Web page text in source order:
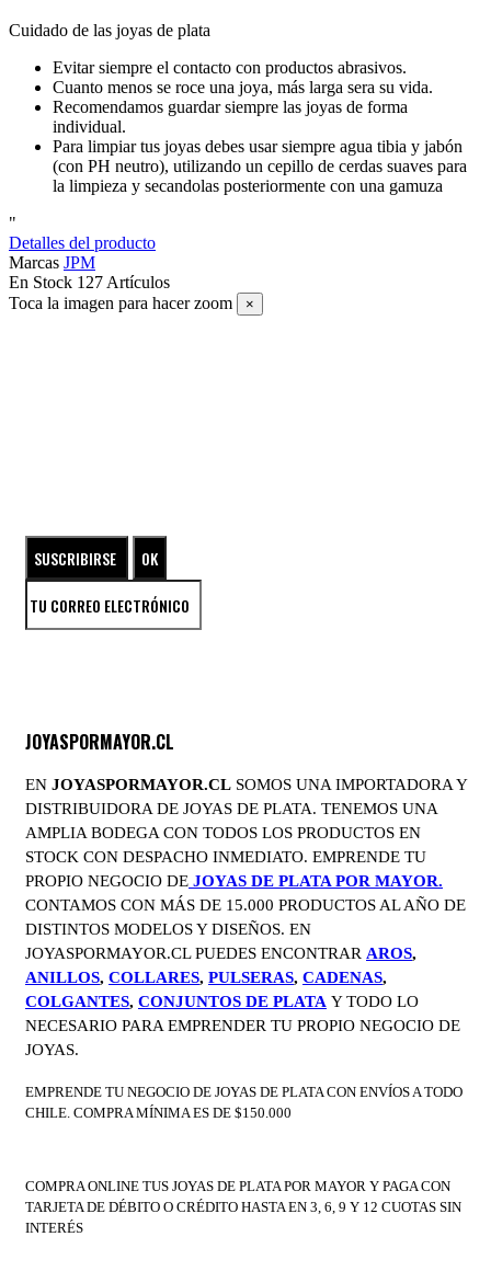
Cuidado de las joyas de plata
Evitar siempre el contacto con productos abrasivos.
Cuanto menos se roce una joya, más larga sera su vida.
Recomendamos guardar siempre las joyas de forma
individual.
Para limpiar tus joyas debes usar siempre agua tibia y jabón
(con PH neutro), utilizando un cepillo de cerdas suaves para
la limpieza y secandolas posteriormente con una gamuza
"
Detalles del producto
Marcas JPM
En Stock 127 Artículos
Toca la imagen para hacer zoom
×
JOYASPORMAYOR.CL
EN JOYASPORMAYOR.CL SOMOS UNA IMPORTADORA Y
DISTRIBUIDORA DE JOYAS DE PLATA. TENEMOS UNA
AMPLIA BODEGA CON TODOS LOS PRODUCTOS EN
STOCK CON DESPACHO INMEDIATO. EMPRENDE TU
PROPIO NEGOCIO DE JOYAS DE PLATA POR MAYOR.
CONTAMOS CON MÁS DE 15.000 PRODUCTOS AL AÑO DE
DISTINTOS MODELOS Y DISEÑOS. EN
JOYASPORMAYOR.CL PUEDES ENCONTRAR AROS,
ANILLOS, COLLARES, PULSERAS, CADENAS,
COLGANTES, CONJUNTOS DE PLATA Y TODO LO
NECESARIO PARA EMPRENDER TU PROPIO NEGOCIO DE
JOYAS.
EMPRENDE TU NEGOCIO DE JOYAS DE PLATA CON ENVÍOS A TODO
CHILE. COMPRA MÍNIMA ES DE $150.000
COMPRA ONLINE TUS JOYAS DE PLATA POR MAYOR Y PAGA CON
TARJETA DE DÉBITO O CRÉDITO HASTA EN 3, 6, 9 Y 12 CUOTAS SIN
INTERÉS